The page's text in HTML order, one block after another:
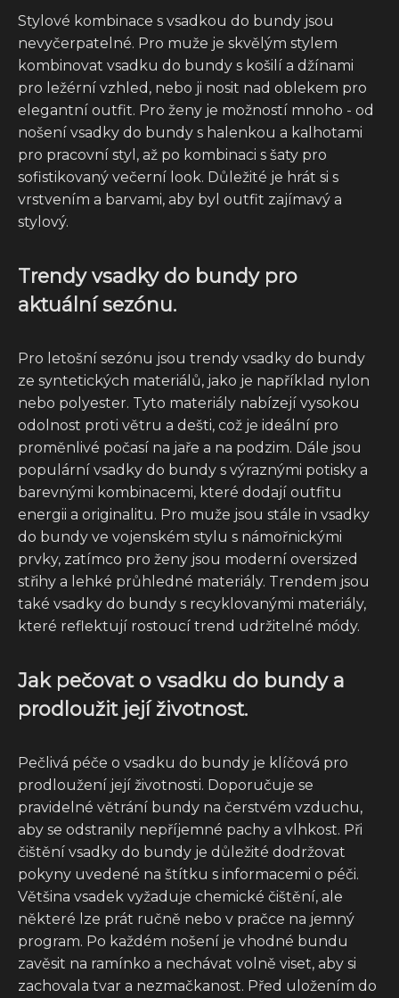
Stylové kombinace s vsadkou do bundy jsou
nevyčerpatelné. Pro muže je skvělým stylem
kombinovat vsadku do bundy s košilí a džínami
pro ležérní vzhled, nebo ji nosit nad oblekem pro
elegantní outfit. Pro ženy je možností mnoho - od
nošení vsadky do bundy s halenkou a kalhotami
pro pracovní styl, až po kombinaci s šaty pro
sofistikovaný večerní look. Důležité je hrát si s
vrstvením a barvami, aby byl outfit zajímavý a
stylový.
Trendy vsadky do bundy pro
aktuální sezónu.
Pro letošní sezónu jsou trendy vsadky do bundy
ze syntetických materiálů, jako je například nylon
nebo polyester. Tyto materiály nabízejí vysokou
odolnost proti větru a dešti, což je ideální pro
proměnlivé počasí na jaře a na podzim. Dále jsou
populární vsadky do bundy s výraznými potisky a
barevnými kombinacemi, které dodají outfitu
energii a originalitu. Pro muže jsou stále in vsadky
do bundy ve vojenském stylu s námořnickými
prvky, zatímco pro ženy jsou moderní oversized
střihy a lehké průhledné materiály. Trendem jsou
také vsadky do bundy s recyklovanými materiály,
které reflektují rostoucí trend udržitelné módy.
Jak pečovat o vsadku do bundy a
prodloužit její životnost.
Pečlivá péče o vsadku do bundy je klíčová pro
prodloužení její životnosti. Doporučuje se
pravidelné větrání bundy na čerstvém vzduchu,
aby se odstranily nepříjemné pachy a vlhkost. Při
čištění vsadky do bundy je důležité dodržovat
pokyny uvedené na štítku s informacemi o péči.
Většina vsadek vyžaduje chemické čištění, ale
některé lze prát ručně nebo v pračce na jemný
program. Po každém nošení je vhodné bundu
zavěsit na ramínko a nechávat volně viset, aby si
zachovala tvar a nezmačkanost. Před uložením do